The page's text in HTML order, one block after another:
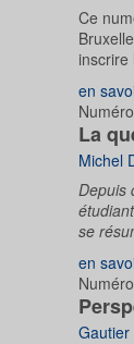
Ce
inscrire
en
La
Michel
Depuis
se
en
Gautier